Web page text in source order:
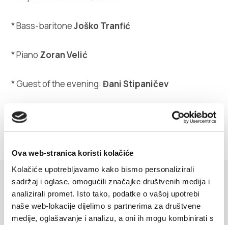
Ova web-stranica koristi kolačiće
Kolačiće upotrebljavamo kako bismo personalizirali
sadržaj i oglase, omogućili značajke društvenih medija i
analizirali promet. Isto tako, podatke o vašoj upotrebi
naše web-lokacije dijelimo s partnerima za društvene
medije, oglašavanje i analizu, a oni ih mogu kombinirati s
* Bass-baritoneJoško Tranfić
* Piano Zoran Velić
* Guest of the evening:Đani Stipaničev
Join us for an unforgettable experience.
EVENTS
Discover more